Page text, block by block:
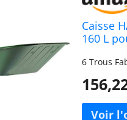
Caisse
160 L
6 Trous